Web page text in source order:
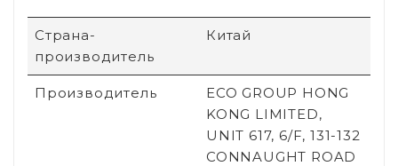
Страна-
производитель
Китай
Производитель
ECO GROUP HONG
KONG LIMITED,
UNIT 617, 6/F, 131-132
CONNAUGHT ROAD